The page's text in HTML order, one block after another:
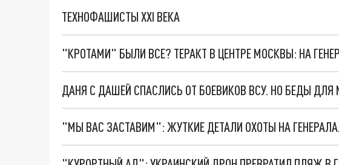
ТЕХНОФАШИСТЫ XXI ВЕКА
"КРОТАМИ" БЫЛИ ВСЕ? ТЕРАКТ В ЦЕНТРЕ МОСКВЫ: НА
ДАНЯ С ДАШЕЙ СПАСЛИСЬ ОТ БОЕВИКОВ ВСУ. НО БЕДЫ